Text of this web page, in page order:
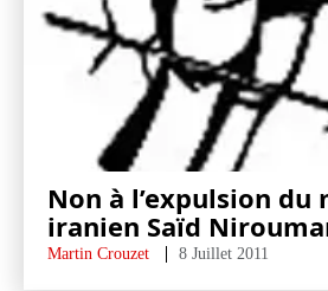
Non à l’expulsion
iranien Saïd
Martin Crouzet 8 Juillet 2011